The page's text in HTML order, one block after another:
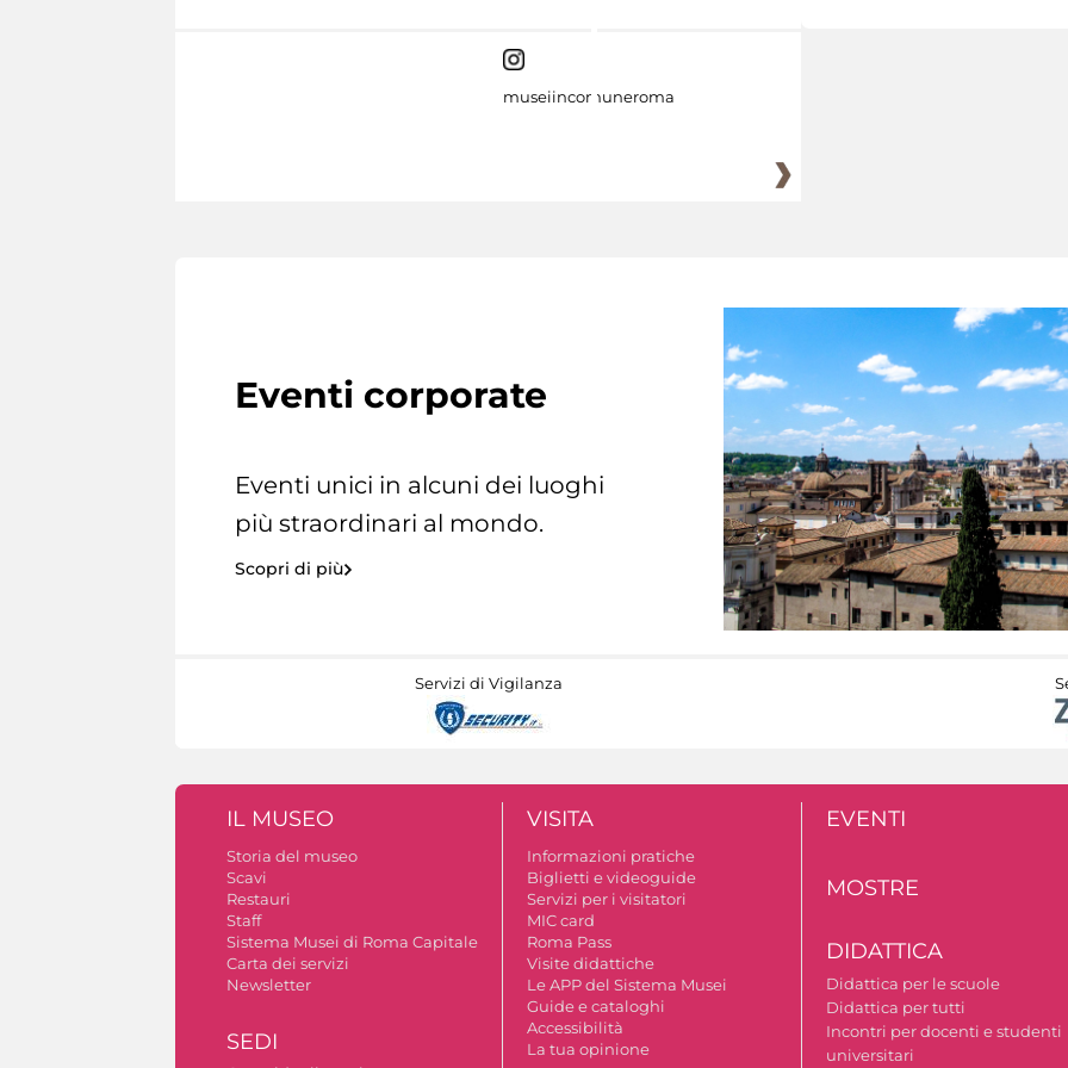
museiincomuneroma
Eventi corporate
Eventi unici in alcuni dei luoghi
più straordinari al mondo.
Scopri di più
Servizi di Vigilanza
IL MUSEO
Storia del museo
Scavi
Restauri
Staff
Sistema Musei di Roma Capitale
Carta dei servizi
Newsletter
SEDI
VISITA
Informazioni pratiche
Biglietti e videoguide
Servizi per i visitatori
MIC card
Roma Pass
Visite didattiche
Le APP del Sistema Musei
Guide e cataloghi
Accessibilità
La tua opinione
EVENTI
MOSTRE
DIDATTICA
Didattica per le scuole
Didattica per tutti
Incontri per docenti e studenti
universitari